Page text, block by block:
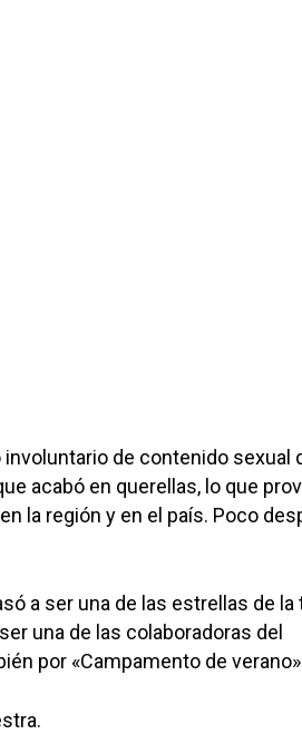
de contenido sexual
acabó en querellas, lo que
la región y en el país. Poco
a ser una de las estrellas de la
una de las colaboradoras del
por «Campamento de